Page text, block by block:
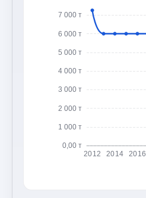
0,00 т
1 000 т
2 000 т
3 000 т
4 000 т
5 000 т
6 000 т
7 000 т
2012 2014 2016